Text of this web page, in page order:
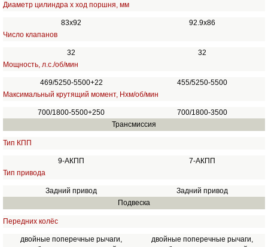
Диаметр цилиндра х ход поршня, мм
83x92
92.9х86
Число клапанов
32
32
Мощность, л.с./об/мин
469/5250-5500+22
455/5250-5500
Максимальный крутящий момент, Нхм/об/мин
700/1800-5500+250
700/1800-3500
Трансмиссия
Тип КПП
9-АКПП
7-АКПП
Тип привода
Задний привод
Задний привод
Подвеска
Передних колёс
двойные поперечные рычаги,
двойные поперечные рычаги,